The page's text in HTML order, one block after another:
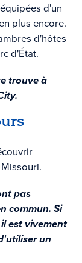
d'un
plus encore.
d'hôtes
d'État.
trouve à
pas
commun. Si
est vivement
un